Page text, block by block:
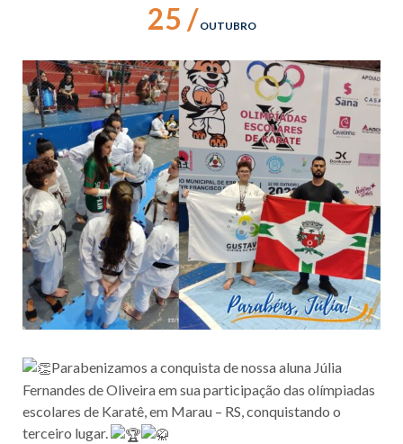
25 / OUTUBRO
Parabenizamos a conquista de nossa aluna Júlia
Fernandes de Oliveira em sua participação das olímpiadas
escolares de Karatê, em Marau – RS, conquistando o
terceiro lugar.